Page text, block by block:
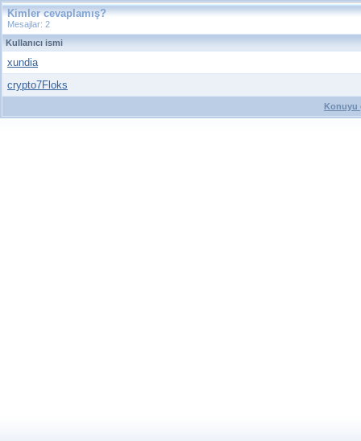
Kimler cevaplamış?
Mesajlar: 2
Kullanıcı ismi
xundia
crypto7Floks
Konuyu